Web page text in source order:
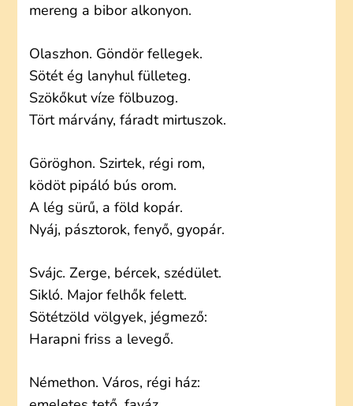
mereng a bibor alkonyon.
Olaszhon. Göndör fellegek.
Sötét ég lanyhul fülleteg.
Szökőkut víze fölbuzog.
Tört márvány, fáradt mirtuszok.
Göröghon. Szirtek, régi rom,
ködöt pipáló bús orom.
A lég sürű, a föld kopár.
Nyáj, pásztorok, fenyő, gyopár.
Svájc. Zerge, bércek, szédület.
Sikló. Major felhők felett.
Sötétzöld völgyek, jégmező:
Harapni friss a levegő.
Némethon. Város, régi ház: